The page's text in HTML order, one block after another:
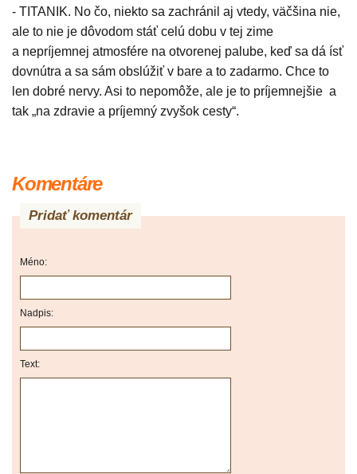
- TITANIK. No čo, niekto sa zachránil aj vtedy, väčšina nie,
ale to nie je dôvodom stáť celú dobu v tej zime
a nepríjemnej atmosfére na otvorenej palube, keď sa dá ísť
dovnútra a sa sám obslúžiť v bare a to zadarmo. Chce to
len dobré nervy. Asi to nepomôže, ale je to príjemnejšie a
tak „na zdravie a príjemný zvyšok cesty“.
Komentáre
Pridať komentár
Méno:
Nadpis:
Text: